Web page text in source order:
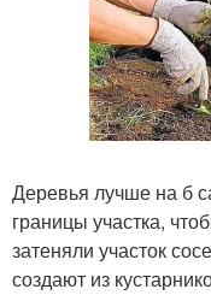
Деревья лучше на б
границы участка,
затеняли участок
создают из